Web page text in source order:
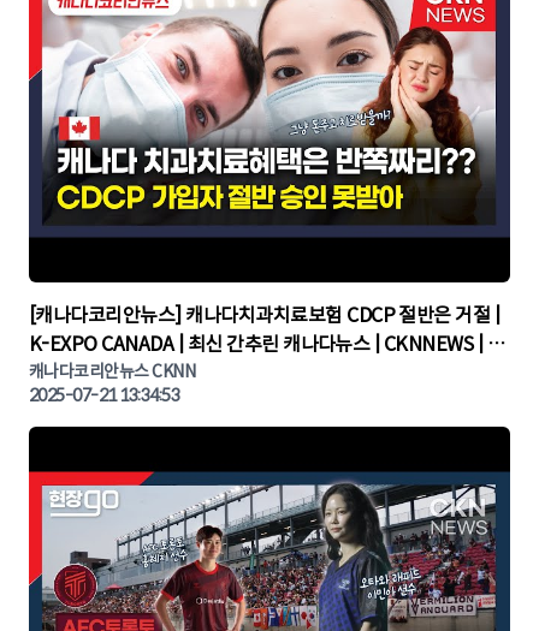
▶
[캐나다코리안뉴스] 캐나다치과치료보험 CDCP 절반은 거절 |
K-EXPO CANADA | 최신 간추린 캐나다뉴스 | CKNNEWS | 캐
나다뉴스 | 토론토뉴스
캐나다코리안뉴스 CKNN
2025-07-21 13:34:53